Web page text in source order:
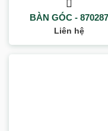
BÀN GÓC - 870287
Liên hệ